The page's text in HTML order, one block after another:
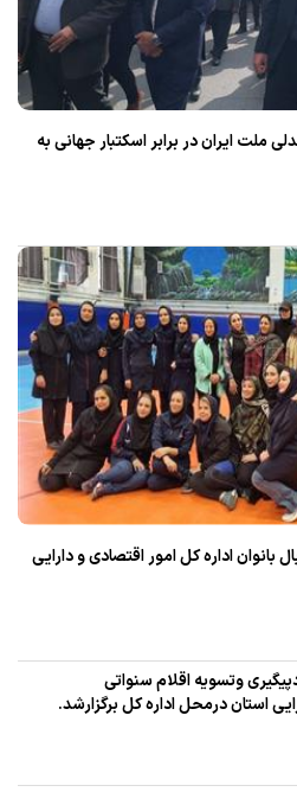
وهمدلی ملت ایران در برابر اسكتبار جهانی به
بانوان اداره كل امور اقتصادی و دارایی
وتسویه اقلام سنواتی
استان درمحل اداره كل برگزارشد.